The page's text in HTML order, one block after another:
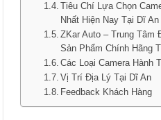
Tiêu Chí Lựa Chọn
Nhất Hiện Nay Tại Dĩ An
ZKar Auto – Trung Tâm
Sản Phẩm Chính Hãng
Các Loại Camera Hành
Vị Trí Địa Lý Tại Dĩ An
Feedback Khách Hàng